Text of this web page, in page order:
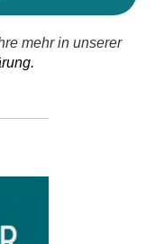
mehr in unserer